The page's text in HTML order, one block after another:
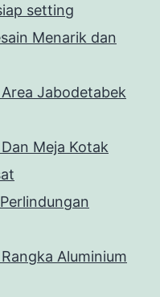
setting
Menarik dan
Jabodetabek
Meja Kotak
Aluminium